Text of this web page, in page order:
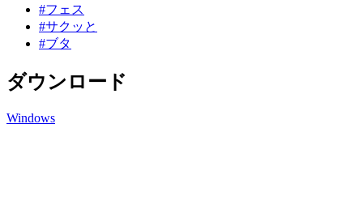
#フェス
#サクッと
#ブタ
ダウンロード
Windows